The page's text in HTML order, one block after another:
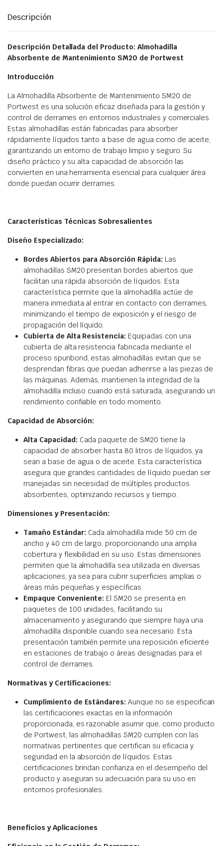
Descripción
Descripción Detallada del Producto: Almohadilla
Absorbente de Mantenimiento SM20 de Portwest
Introducción
La Almohadilla Absorbente de Mantenimiento SM20 de
Portwest es una solución eficaz diseñada para la gestión y
control de derrames en entornos industriales y comerciales.
Estas almohadillas están fabricadas para absorber
rápidamente líquidos tanto a base de agua como de aceite,
garantizando un entorno de trabajo limpio y seguro. Su
diseño práctico y su alta capacidad de absorción las
convierten en una herramienta esencial para cualquier área
donde puedan ocurrir derrames.​
Características Técnicas Sobresalientes
Diseño Especializado:
Bordes Abiertos para Absorción Rápida: Las
almohadillas SM20 presentan bordes abiertos que
facilitan una rápida absorción de líquidos. Esta
característica permite que la almohadilla actúe de
manera inmediata al entrar en contacto con derrames,
minimizando el tiempo de exposición y el riesgo de
propagación del líquido.​
Cubierta de Alta Resistencia: Equipadas con una
cubierta de alta resistencia fabricada mediante el
proceso spunbond, estas almohadillas evitan que se
desprendan fibras que puedan adherirse a las piezas de
las máquinas. Además, mantienen la integridad de la
almohadilla incluso cuando está saturada, asegurando un
rendimiento confiable en todo momento.​
Capacidad de Absorción:
Alta Capacidad: Cada paquete de SM20 tiene la
capacidad de absorber hasta 80 litros de líquidos, ya
sean a base de agua o de aceite. Esta característica
asegura que grandes cantidades de líquido puedan ser
manejadas sin necesidad de múltiples productos
absorbentes, optimizando recursos y tiempo.​
Dimensiones y Presentación:
Tamaño Estándar: Cada almohadilla mide 50 cm de
ancho y 40 cm de largo, proporcionando una amplia
cobertura y flexibilidad en su uso. Estas dimensiones
permiten que la almohadilla sea utilizada en diversas
aplicaciones, ya sea para cubrir superficies amplias o
áreas más pequeñas y específicas.​
Empaque Conveniente: El SM20 se presenta en
paquetes de 100 unidades, facilitando su
almacenamiento y asegurando que siempre haya una
almohadilla disponible cuando sea necesario. Esta
presentación también permite una reposición eficiente
en estaciones de trabajo o áreas designadas para el
control de derrames.​
Normativas y Certificaciones:
Cumplimiento de Estándares: Aunque no se especifican
las certificaciones exactas en la información
proporcionada, es razonable asumir que, como producto
de Portwest, las almohadillas SM20 cumplen con las
normativas pertinentes que certifican su eficacia y
seguridad en la absorción de líquidos. Estas
certificaciones brindan confianza en el desempeño del
producto y aseguran su adecuación para su uso en
entornos profesionales.​
Beneficios y Aplicaciones